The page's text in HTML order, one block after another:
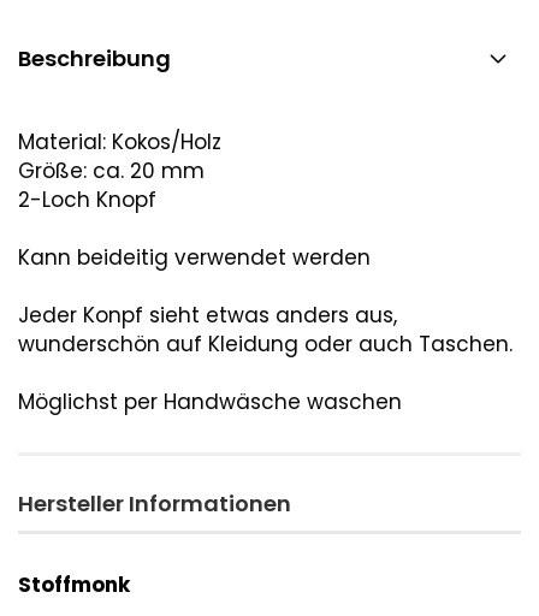
Beschreibung
Material: Kokos/Holz
Größe: ca. 20 mm
2-Loch Knopf
Kann beideitig verwendet werden
Jeder Konpf sieht etwas anders aus,
wunderschön auf Kleidung oder auch Taschen.
Möglichst per Handwäsche waschen
Hersteller Informationen
Stoffmonk